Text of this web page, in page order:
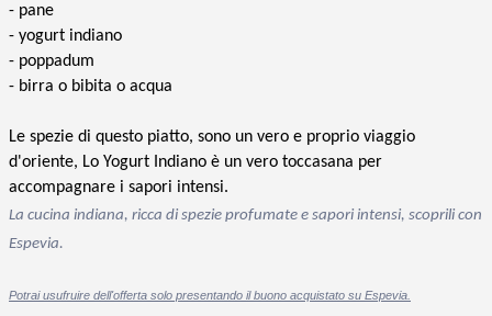
- pane
- yogurt indiano
- poppadum
- birra o bibita o acqua
Le spezie di questo piatto, sono un vero e proprio viaggio
d'oriente, Lo Yogurt Indiano è un vero toccasana per
accompagnare i sapori intensi.
La cucina indiana, ricca di spezie profumate e sapori intensi, scoprili con
Espevia.
Potrai usufruire dell'offerta solo presentando il buono acquistato su Espevia.